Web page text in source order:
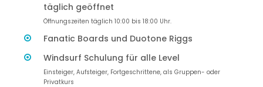
täglich geöffnet
Öffnungszeiten täglich 10:00 bis 18:00 Uhr.
Fanatic Boards und Duotone Riggs
Windsurf Schulung für alle Level
Einsteiger, Aufsteiger, Fortgeschrittene, als Gruppen- oder
Privatkurs